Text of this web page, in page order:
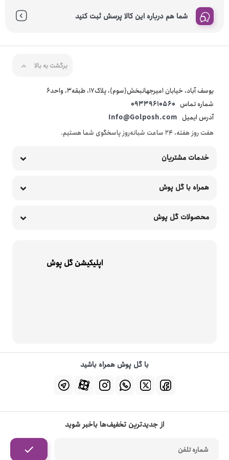
شما هم درباره این کالا پرسش ثبت کنید
برگشت به بالا
یوسف آباد، خیابان امیرجهانبخش(سوم)، پلاک17، طبقه3، واحد6
شماره تماس 09339610560
آدرس ایمیل Info@Golposh.com
هفت روز هفته، ۲۴ ساعت شبانه‌روز پاسخگوی شما هستیم.
خدمات مشتریان
همراه با گل پوش
محصولات گل پوش
اپلیکیشن گل پوش
با گل پوش همراه باشید
از جدیدترین تخفیف‌ها باخبر شوید